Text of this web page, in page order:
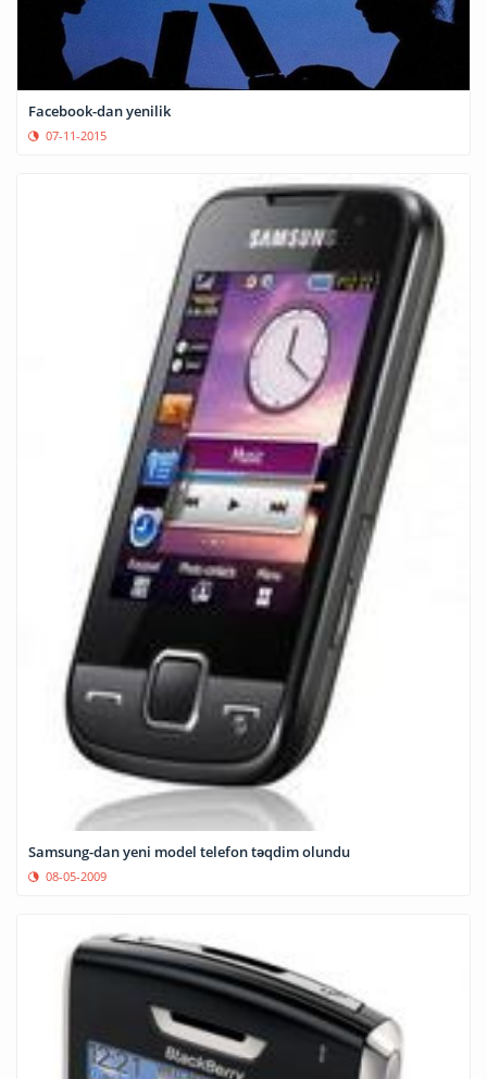
Facebook-dan yenilik
07-11-2015
Samsung-dan yeni model telefon təqdim olundu
08-05-2009